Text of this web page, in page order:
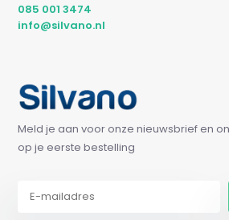
085 001 3474
info@silvano.nl
Meld je aan voor onze nieuwsbrief en
op je eerste bestelling